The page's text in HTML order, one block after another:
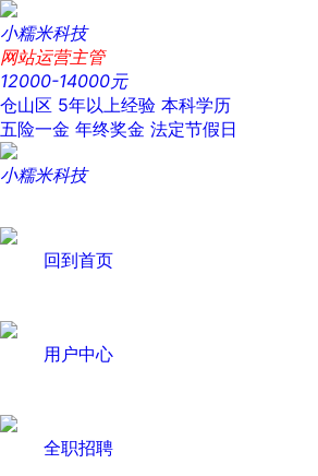
小糯米科技
网站运营主管
12000-14000元
仓山区 5年以上经验 本科学历
五险一金 年终奖金 法定节假日
小糯米科技
回到首页
用户中心
全职招聘